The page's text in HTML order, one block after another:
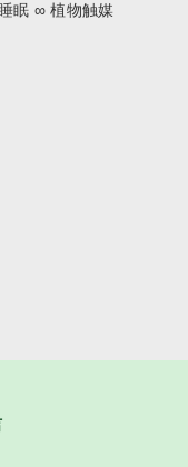
睡眠 ∞ 植物触媒